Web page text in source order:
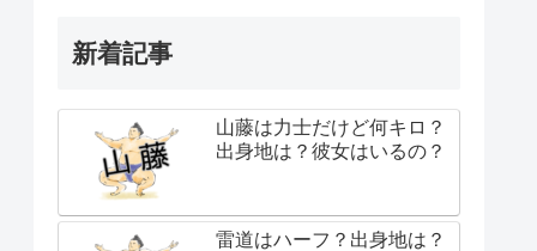
新着記事
山藤は力士だけど何キロ？
出身地は？彼女はいるの？
雷道はハーフ？出身地は？